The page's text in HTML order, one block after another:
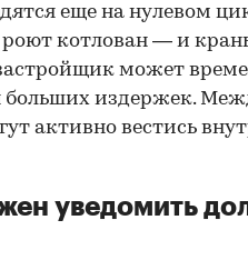
еще на нулевом
роют котлован — и
может
больших издержек.
активно вестись
уведомить